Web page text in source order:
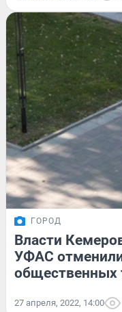
ГОРОД
Власти
УФАС
общественных
27 апреля, 2022, 14:00